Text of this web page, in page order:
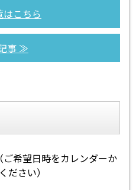
こちら
事 ≫
希望日時をカレンダーか
ださい）